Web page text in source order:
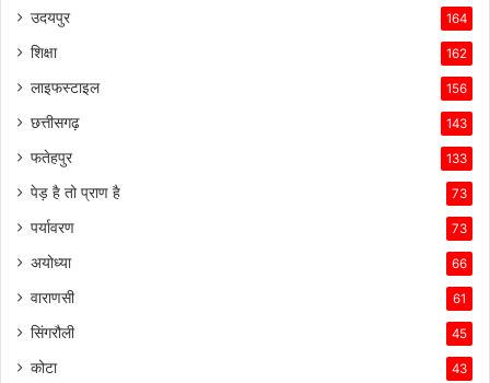
उदयपुर 164
शिक्षा 162
लाइफस्टाइल 156
छत्तीसगढ़ 143
फतेहपुर 133
पेड़ है तो प्राण है 73
पर्यावरण 73
अयोध्या 66
वाराणसी 61
सिंगरौली 45
कोटा 43